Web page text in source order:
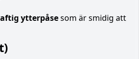
ytterpåsesom är smidig att